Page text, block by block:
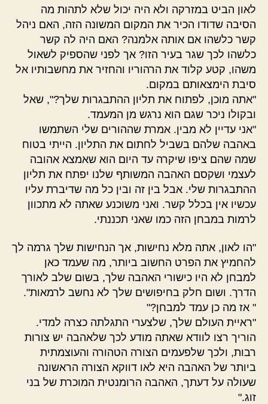
לאון הביט במזרקה ולא היה יכול שלא לתהות מה
הסיבה שדודו הכיר את המקום המשונה הזה, האם ניהל
קשר כלשהו אם אותה אלמנה? האם היה לה קשר
כלשהו לכך שגר בעיר הזו? אך לפני שהספיק לשאול
משהו, קטע קלוד את הרהוריו והחזיר את מחשבותיו אל
סיבת הימצאותם במקום.
"אתה מוכן, לפתוח את תליון ההתבגרות שלך?", שאל
ובקולו ניכר שגם הוא נרגש מן המעמד.
"אני עדיין לא מבין. אמרת שההורים שלי השתמשו
באהבה שלהם בשביל לחתום את התליון. הייתי בטוח
שמה שהם ציפו שיקרה עד היום הוא שאמצא אהובה
לעצמי ושקסם האהבה המשותף שלנו יפתח את תליון
ההתבגרות שלי. אבל בין זה ובין כל מה שדיברת עליו
עכשיו אין בכלל קשר. ואני משוכנע שאתה לא מתכוון
לרמות במבחן הזה כמו שאני תכננתי.
"הו לאון, אתה מלא נחישות, אך הנחישות שלך גרמה לך
להחמיץ את הפרט החשוב ביותר, מה שעמד כאן
למבחן לא היו כישורי האהבה שלך, בשום שלב לאורך
הדרך. ושום חלק בחיפושים שלך לא נחשב לרמאות".
" אז מה כן עמד למבחן?"
"ראיית העולם שלך, שלצערי התגלתה כצרה למדי.
הוריך רצו לוודא שאתה מודע לכך שלאהבה יש צורות
רבות, ולכך שלפעמים הצורה הטהורה והעוצמתית
ביותר של האהבה היא לאו דווקא הצורה הראשונה
שעולה על דעתך, האהבה הרומנטית המוכרת של בני
זוג."